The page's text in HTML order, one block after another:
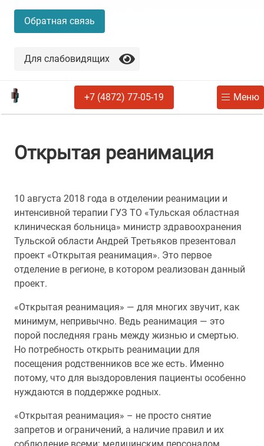
Обратная связь
Для слабовидящих
+7 (4872) 77-05-19 Меню
Открытая реанимация
10 августа 2018 года в отделении реанимации и
интенсивной терапии ГУЗ ТО «Тульская областная
клиническая больница» министр здравоохранения
Тульской области Андрей Третьяков презентовал
проект «Открытая реанимация». Это первое
отделение в регионе, в котором реализован данный
проект.
«Открытая реанимация» — для многих звучит, как
минимум, непривычно. Ведь реанимация — это
порой последняя грань между жизнью и смертью.
Но потребность открыть реанимации для
посещения родственников все же есть. Именно
потому, что для выздоровления пациенты особенно
нуждаются в поддержке родных.
«Открытая реанимация» – не просто снятие
запретов и ограничений, а наличие правил и их